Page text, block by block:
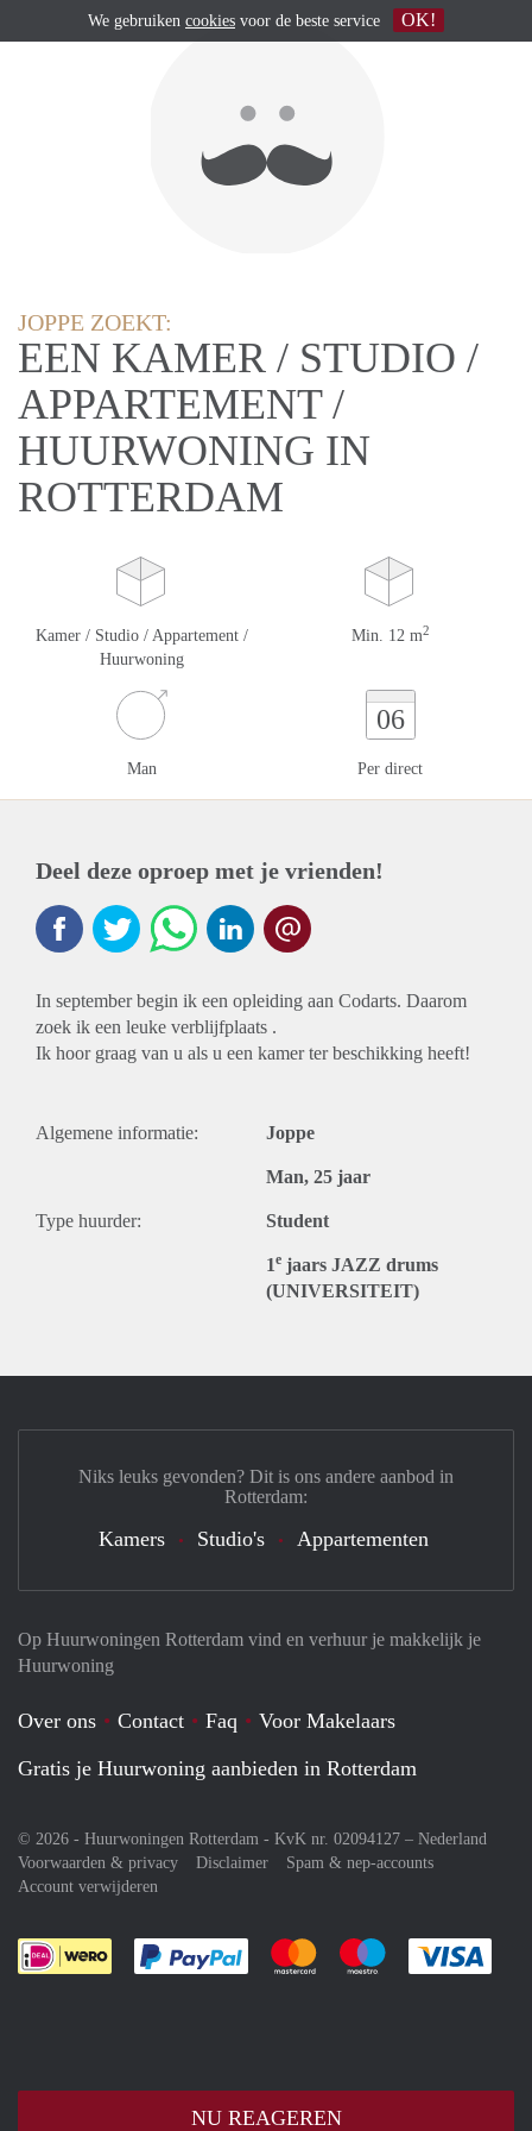
JOPPE ZOEKT:
EEN KAMER / STUDIO /
APPARTEMENT /
HUURWONING IN
ROTTERDAM
Kamer / Studio / Appartement /
Huurwoning
Min. 12 m2
Man
06
Per direct
Deel deze oproep met je vrienden!
In september begin ik een opleiding aan Codarts. Daarom
zoek ik een leuke verblijfplaats .
Ik hoor graag van u als u een kamer ter beschikking heeft!
Algemene informatie: Joppe
Man, 25 jaar
Type huurder: Student
1e jaars JAZZ drums
(UNIVERSITEIT)
NU REAGEREN
Op Huurwoningen Rotterdam vind en verhuur je makkelijk je
Huurwoning
Over ons Contact Faq
Voor Makelaars
Gratis je Huurwoning aanbieden in Rotterdam
© 2026 - Huurwoningen Rotterdam - KvK nr. 02094127 – Nederland
Voorwaarden & privacy
Disclaimer
Spam & nep-accounts
Account verwijderen
Je rekent gemakkelijk af met Paypal
Je rekent gemakkelijk af met
Je rekent
Niks leuks gevonden? Dit is ons andere aanbod in
Rotterdam:
Kamers Studio's Appartementen
We gebruiken cookies voor de beste service OK!